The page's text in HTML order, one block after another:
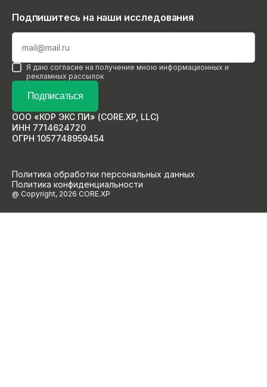
ООО «КОР ЭКС ПИ» (CORE.XP, LLC)
ИНН 7714624720
ОГРН 1057748959454
Политика обработки персональных данных
Политика конфиденциальности
@ Copyright, 2026 CORE.XP
Подпишитесь на наши исследования
Подписаться
Я даю согласие на получение мною информационных и
рекламных рассылок